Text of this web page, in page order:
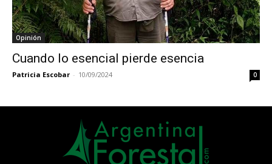
Opinión
Cuando lo esencial pierde esencia
Patricia Escobar - 10/09/2024 0